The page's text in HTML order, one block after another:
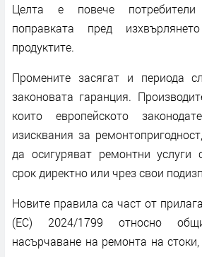
Целта е повече
поправката пред
продуктите.
Промените засягат и периода
законовата гаранция.
които европейското
изисквания за
да осигуряват ремонтни услуги
срок директно или чрез свои
Новите правила са част от
(ЕС) 2024/1799 относно
насърчаване на ремонта на